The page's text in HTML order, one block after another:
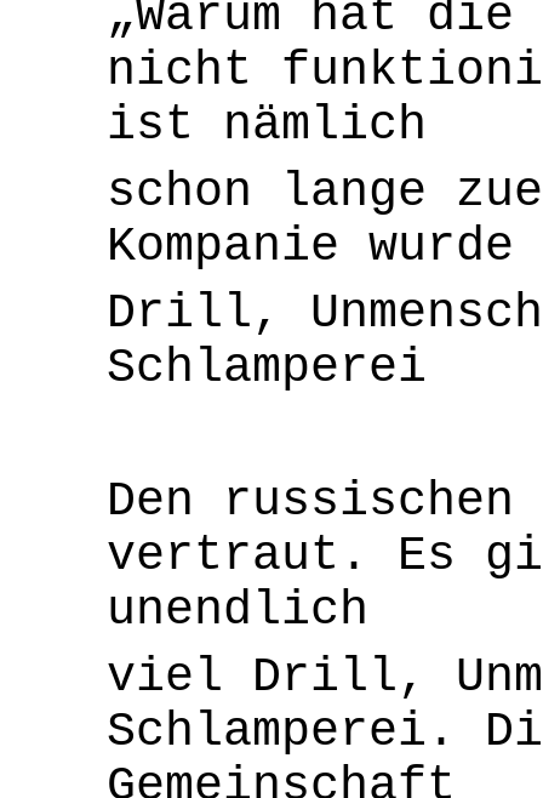
„Warum hat die
nicht
ist nämlich
schon lange
Kompanie
Drill,
Schlamperei
Den
vertraut. Es
unendlich
viel Drill,
Schlamperei.
Gemeinschaft